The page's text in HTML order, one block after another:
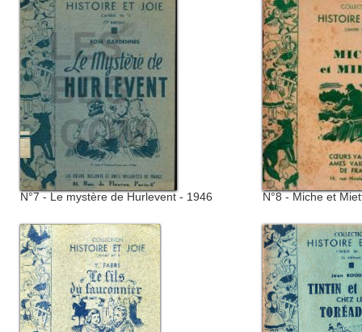
N°7 - Le mystère de Hurlevent - 1946 N°8 - Miche et